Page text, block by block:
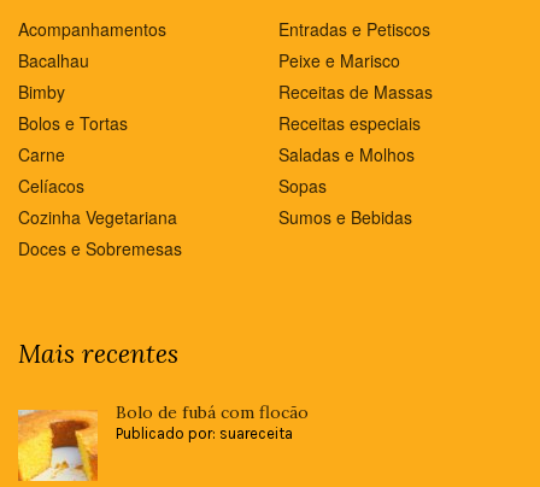
Acompanhamentos
Bacalhau
Bimby
Bolos e Tortas
Carne
Celíacos
Cozinha Vegetariana
Doces e Sobremesas
Entradas e Petiscos
Peixe e Marisco
Receitas de Massas
Receitas especiais
Saladas e Molhos
Sopas
Sumos e Bebidas
Mais recentes
Bolo de fubá com flocão
Publicado por: suareceita